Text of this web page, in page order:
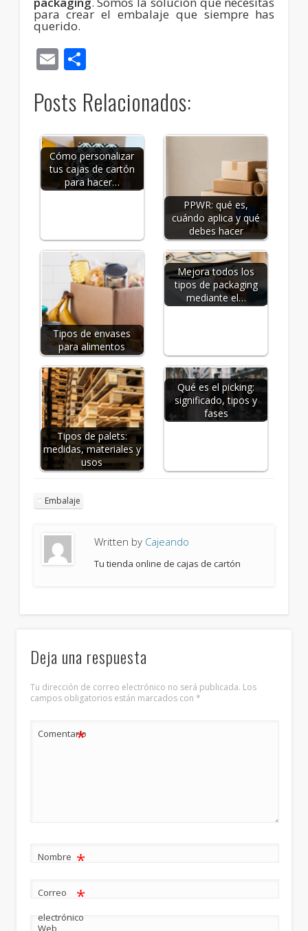
para crear el embalaje que siempre has
querido.
EmailCompartir
Posts Relacionados:
Cómo personalizar
tus cajas de cartón
para hacer…
PPWR: qué es,
cuándo aplica y qué
debes hacer
Tipos de envases
para alimentos
Mejora todos los
tipos de packaging
mediante el…
Tipos de palets:
medidas, materiales y
usos
Qué es el picking:
significado, tipos y
fases
Embalaje
Written by Cajeando
Tu tienda online de cajas de cartón
Deja una respuesta
Tu dirección de correo electrónico no será publicada. Los
campos obligatorios están marcados con*
Comentario
*
Nombre *
Correo
electrónico
*
Web